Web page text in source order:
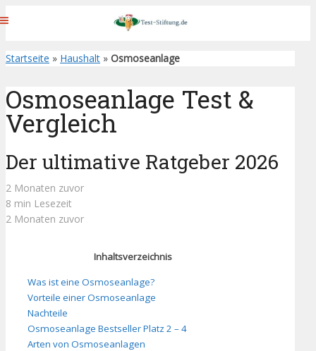
Startseite » Haushalt » Osmoseanlage
Osmoseanlage Test &
Vergleich
Der ultimative Ratgeber 2026
2 Monaten zuvor
8 min Lesezeit
2 Monaten zuvor
Inhaltsverzeichnis
Was ist eine Osmoseanlage?
Vorteile einer Osmoseanlage
Nachteile
Osmoseanlage Bestseller Platz 2 – 4
Arten von Osmoseanlagen